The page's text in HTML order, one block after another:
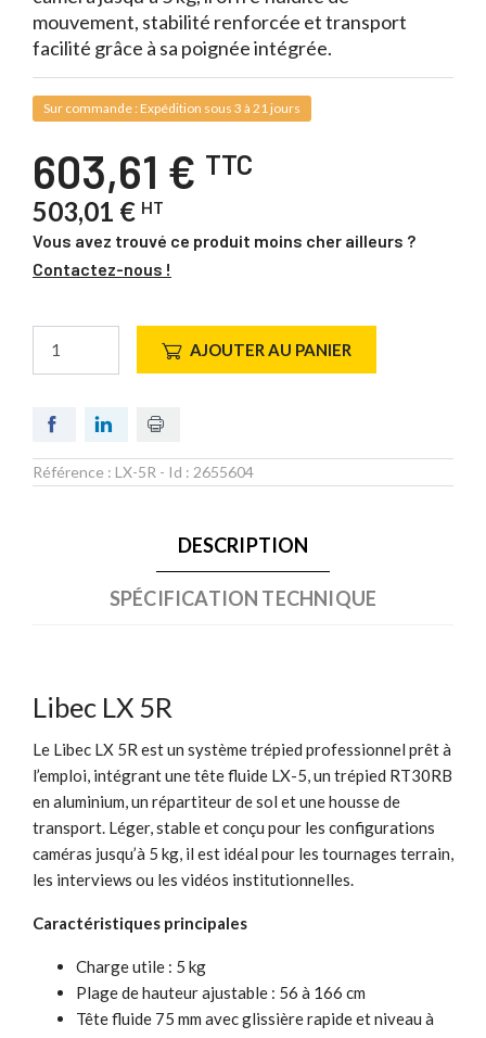
mouvement, stabilité renforcée et transport
facilité grâce à sa poignée intégrée.
Sur commande : Expédition sous 3 à 21 jours
603,61 € TTC
503,01 € HT
Vous avez trouvé ce produit moins cher ailleurs ?
Contactez-nous !
AJOUTER AU PANIER
Référence : LX-5R - Id : 2655604
DESCRIPTION
SPÉCIFICATION TECHNIQUE
Libec LX 5R
Le Libec LX 5R est un système trépied professionnel prêt à
l’emploi, intégrant une tête fluide LX-5, un trépied RT30RB
en aluminium, un répartiteur de sol et une housse de
transport. Léger, stable et conçu pour les configurations
caméras jusqu’à 5 kg, il est idéal pour les tournages terrain,
les interviews ou les vidéos institutionnelles.
Caractéristiques principales
Charge utile : 5 kg
Plage de hauteur ajustable : 56 à 166 cm
Tête fluide 75 mm avec glissière rapide et niveau à